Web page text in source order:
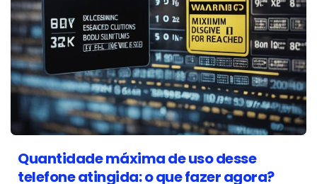
Quantidade máxima de uso desse
telefone atingida: o que fazer agora?